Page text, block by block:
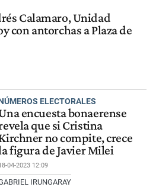
Calamaro, Unidad
con antorchas a Plaza de
ELECTORALES
encuesta bonaerense
que si Cristina
no compite, crece
figura de Javier Milei
04-2023 12:09
IRUNGARAY